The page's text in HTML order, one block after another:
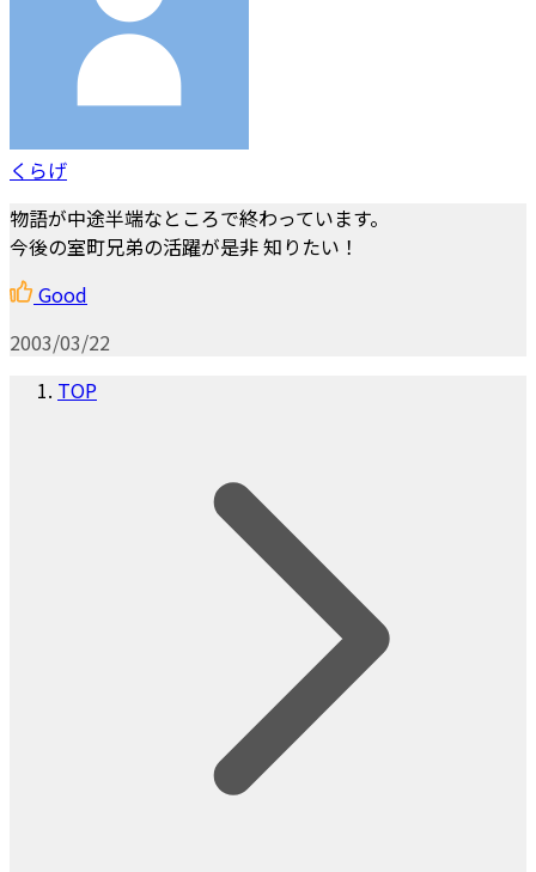
くらげ
物語が中途半端なところで終わっています。
今後の室町兄弟の活躍が是非 知りたい！
Good
2003/03/22
TOP